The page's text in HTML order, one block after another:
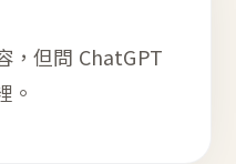
，但問 ChatGPT
。